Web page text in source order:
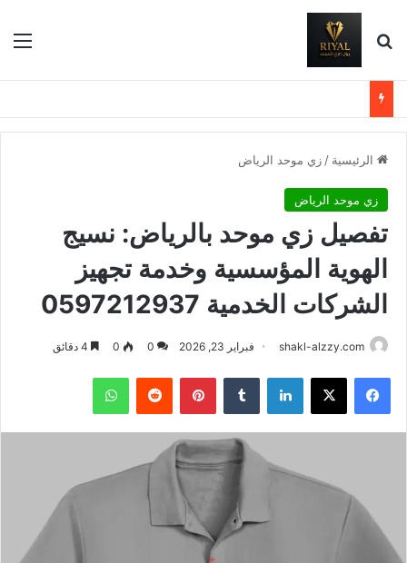
بحث عن
الرئيسية / زي موحد الرياض
زي موحد الرياض
تفصيل زي موحد بالرياض: نسيج
الهوية المؤسسية وخدمة تجهيز
الشركات الخدمية 0597212937
shakl-alzzy.com فبراير 23, 2026 0
0
فيسبوك X لينكدإن بينتيريست واتساب